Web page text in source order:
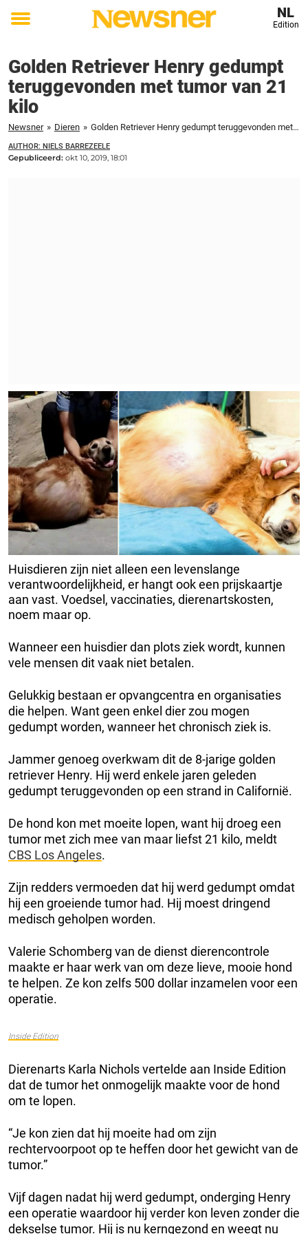
Toggle
NL
Edition
Golden Retriever Henry gedumpt
teruggevonden met tumor van 21
kilo
Newsner » Dieren » Golden Retriever Henry gedumpt teruggevonden met tumor van 21 kilo
AUTHOR: NIELS BARREZEELE
Gepubliceerd: okt 10, 2019, 18:01
Huisdieren zijn niet alleen een levenslange
verantwoordelijkheid, er hangt ook een prijskaartje
aan vast. Voedsel, vaccinaties, dierenartskosten,
noem maar op.
Wanneer een huisdier dan plots ziek wordt, kunnen
vele mensen dit vaak niet betalen.
Gelukkig bestaan er opvangcentra en organisaties
die helpen. Want geen enkel dier zou mogen
gedumpt worden, wanneer het chronisch ziek is.
Jammer genoeg overkwam dit de 8-jarige golden
retriever Henry. Hij werd enkele jaren geleden
gedumpt teruggevonden op een strand in Californië.
De hond kon met moeite lopen, want hij droeg een
tumor met zich mee van maar liefst 21 kilo, meldt
CBS Los Angeles.
Zijn redders vermoeden dat hij werd gedumpt omdat
hij een groeiende tumor had. Hij moest dringend
medisch geholpen worden.
Valerie Schomberg van de dienst dierencontrole
maakte er haar werk van om deze lieve, mooie hond
te helpen. Ze kon zelfs 500 dollar inzamelen voor een
operatie.
Inside Edition
Dierenarts Karla Nichols vertelde aan Inside Edition
dat de tumor het onmogelijk maakte voor de hond
om te lopen.
“Je kon zien dat hij moeite had om zijn
rechtervoorpoot op te heffen door het gewicht van de
tumor.”
Vijf dagen nadat hij werd gedumpt, onderging Henry
een operatie waardoor hij verder kon leven zonder die
dekselse tumor. Hij is nu kerngezond en weegt nu